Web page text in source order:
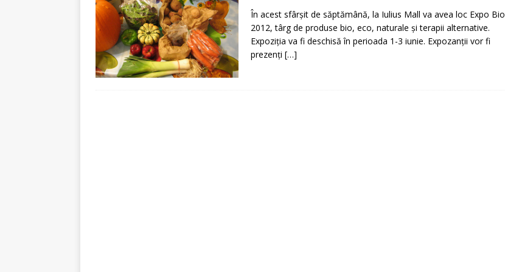
[ 5 august 2026 ]
În acest sfârşit de săptămână, la Iulius Mall va avea loc Expo Bio
2012, târg de produse bio, eco, naturale şi terapii alternative.
Expoziţia va fi deschisă în perioada 1-3 iunie. Expozanţii vor fi
prezenţi […]